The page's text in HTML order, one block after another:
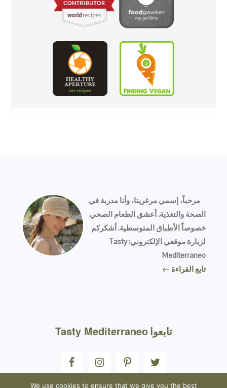
مرحباً، إسمي مرغريتا، وأنا مدربة في
الصحة والتغذية. أعشق الطعام الصحي
خصوصاً الأطباق المتوسطية. أشكركم
لزيارة موقعي الإلكتروني: Tasty
Mediterraneo
تابع القراءة ←
تابعوا Tasty Mediterraneo
We use cookies to ensure that we give you the best